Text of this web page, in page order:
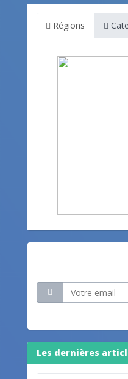
Régions
Les dernières